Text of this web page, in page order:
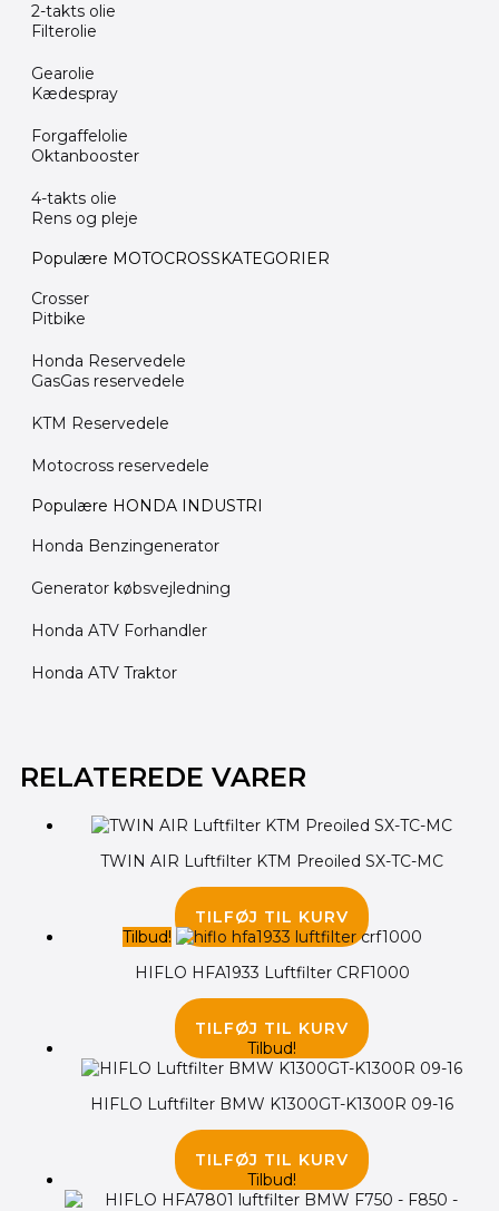
2-takts olie
Filterolie
Gearolie
Kædespray
Forgaffelolie
Oktanbooster
4-takts olie
Rens og pleje
Populære MOTOCROSSKATEGORIER
Crosser
Pitbike
Honda Reservedele
GasGas reservedele
KTM Reservedele
Motocross reservedele
Populære HONDA INDUSTRI
Honda Benzingenerator
Generator købsvejledning
Honda ATV Forhandler
Honda ATV Traktor
RELATEREDE VARER
TWIN AIR Luftfilter KTM Preoiled SX-TC-MC
TILFØJ TIL KURV
Tilbud!
HIFLO HFA1933 Luftfilter CRF1000
oprindelige
pris
165.00 kr..135.00 kr..
TILFØJ TIL KURV
Tilbud!
HIFLO Luftfilter BMW K1300GT-K1300R 09-16
oprindelige
pris
205.00 kr..195.00 kr..
TILFØJ TIL KURV
Tilbud!
oprindelige
pris
145.00 kr..125.00 kr..